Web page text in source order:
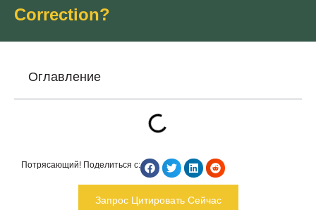
Correction?
Оглавление
Потрясающий! Поделиться с:
Запрос Цитировать Сейчас